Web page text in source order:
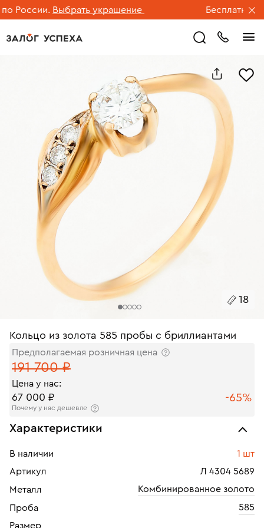
России. Выбрать украшение Бесплатная
18
Кольцо из золота 585 пробы с бриллиантами
Предполагаемая розничная цена
191 700 ₽
Цена у нас:
67 000 ₽ -65%
Почему у нас дешевле
Характеристики
В наличии
1 шт
Артикул
Л 4304 5689
Металл
Комбинированное золото
Проба
585
Размер